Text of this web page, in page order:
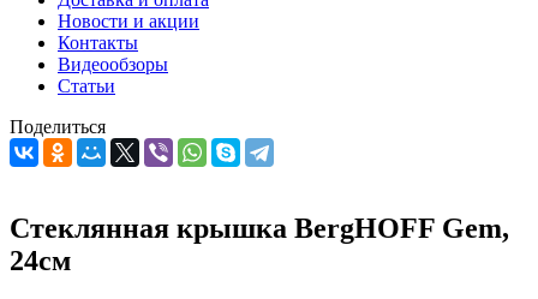
Новости и акции
Контакты
Видеообзоры
Статьи
Поделиться
Стеклянная крышка BergHOFF Gem,
24см